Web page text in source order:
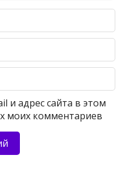
и адрес сайта в этом
моих комментариев